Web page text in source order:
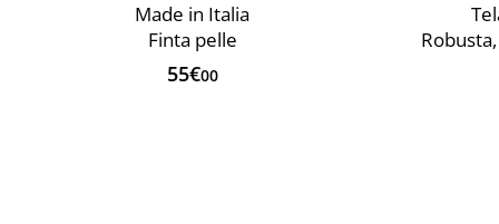
Made in Italia
Finta pelle
55€00